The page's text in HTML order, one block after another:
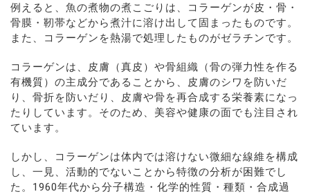
例えると、魚の煮物の煮こごりは、コラーゲンが皮・骨・
骨膜・靭帯などから煮汁に溶け出して固まったものです。
また、コラーゲンを熱湯で処理したものがゼラチンです。
コラーゲンは、皮膚（真皮）や骨組織（骨の弾力性を作る
有機質）の主成分であることから、皮膚のシワを防いだ
り、骨折を防いだり、皮膚や骨を再合成する栄養素になっ
たりしています。そのため、美容や健康の面でも注目され
ています。
しかし、コラーゲンは体内では溶けない微細な線維を構成
し、一見、活動的でないことから特徴の分析が困難でし
た。1960年代から分子構造・化学的性質・種類・合成過